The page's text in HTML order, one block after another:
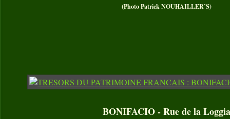
(Photo Patrick NOUHAILLER’S)
BONIFACIO - Rue de la